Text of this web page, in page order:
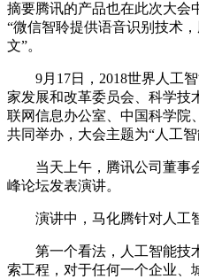
摘要腾讯的产品也在此次大会
“微信智聆提供语音识别技术
文”。
9月17日，2018世界人工智
家发展和改革委员会、科学技
联网信息办公室、中国科学院
共同举办，大会主题为“人工智
当天上午，腾讯公司董事
峰论坛发表演讲。
演讲中，马化腾针对人工
第一个看法，人工智能技
索工程，对于任何一个企业、